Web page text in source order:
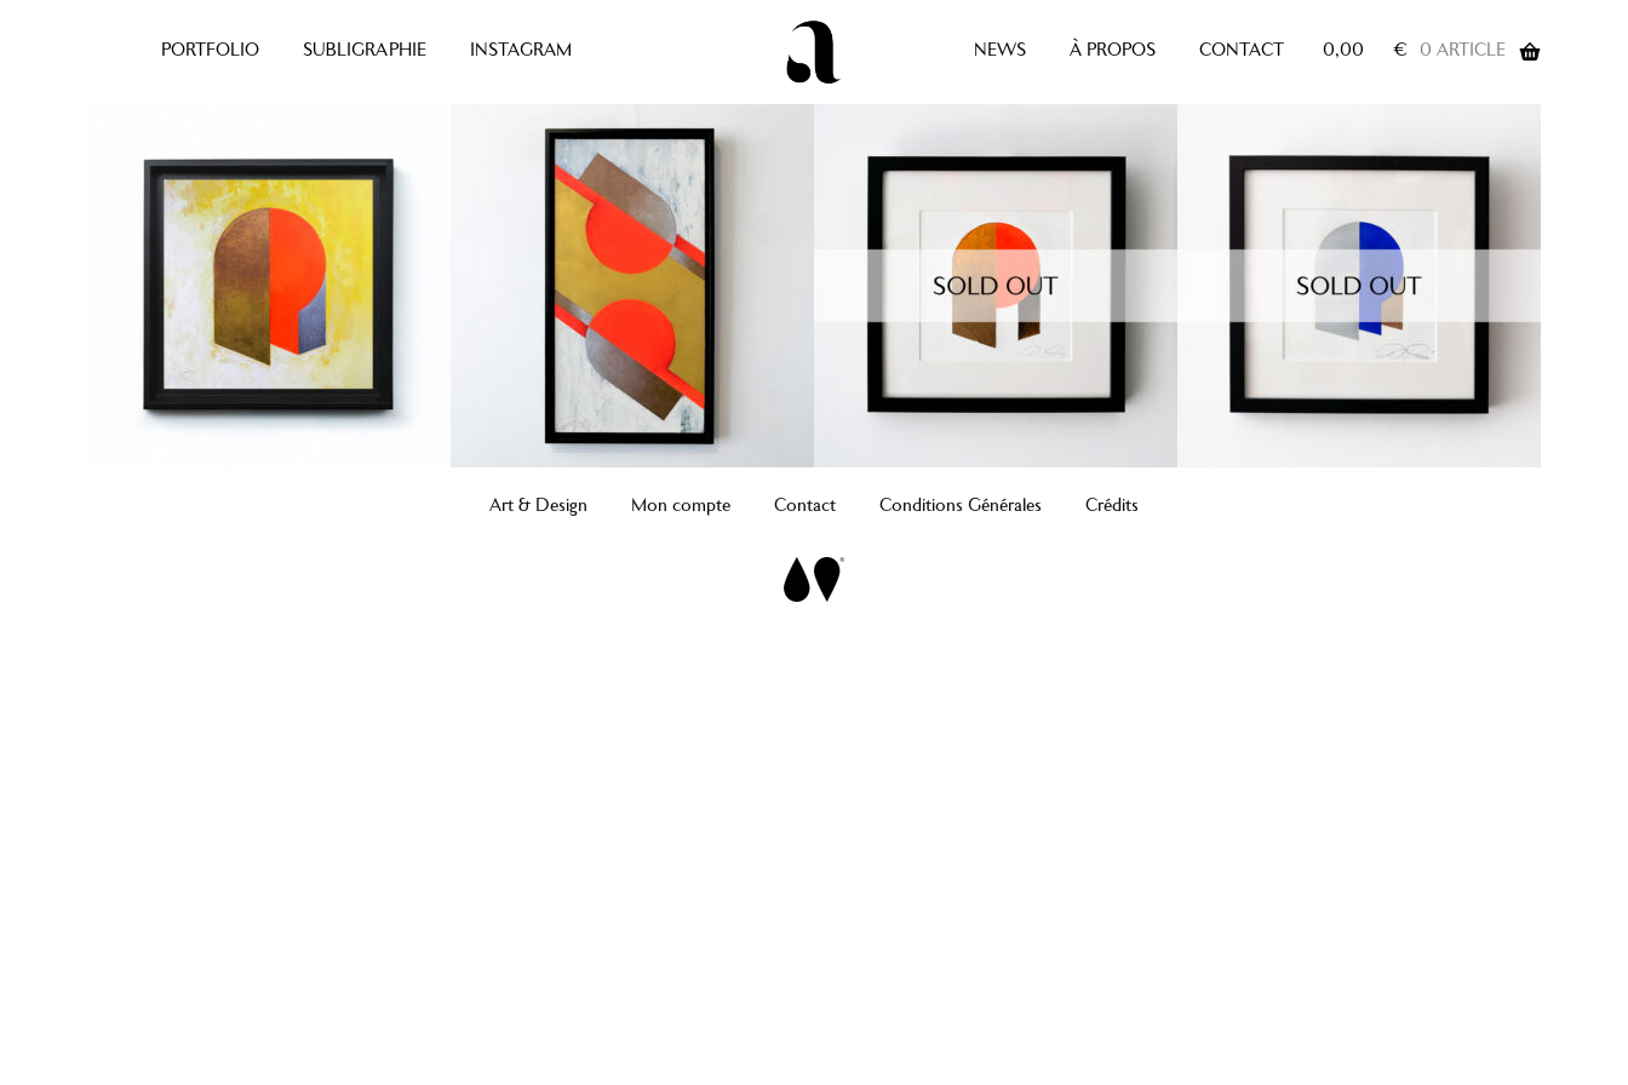
PORTFOLIO SUBLIGRAPHIE INSTAGRAM NEWS À PROPOS CONTACT 0,00€ 0 ARTICLE
Art & Design Mon compte Contact Conditions Générales Crédits